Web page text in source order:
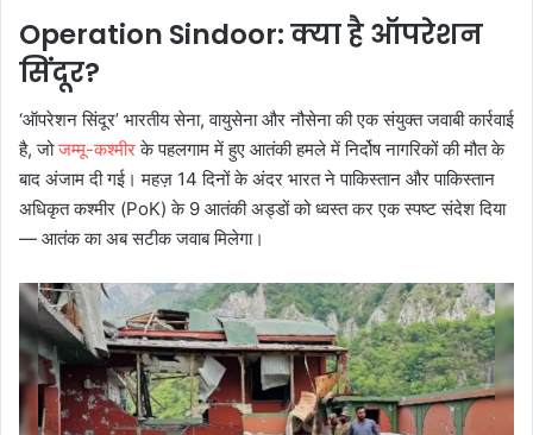
Operation Sindoor: क्या है ऑपरेशन
सिंदूर?
‘ऑपरेशन सिंदूर’ भारतीय सेना, वायुसेना और नौसेना की एक संयुक्त जवाबी कार्रवाई
है, जोजम्मू-कश्मीरके पहलगाम में हुए आतंकी हमले में निर्दोष नागरिकों की मौत के
बाद अंजाम दी गई। महज़ 14 दिनों के अंदर भारत ने पाकिस्तान और पाकिस्तान
अधिकृत कश्मीर (PoK) के 9 आतंकी अड्डों को ध्वस्त कर एक स्पष्ट संदेश दिया
— आतंक का अब सटीक जवाब मिलेगा।